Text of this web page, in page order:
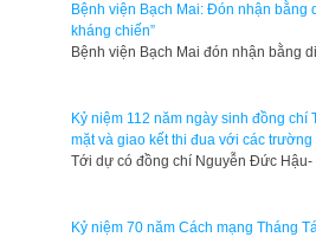
Bệnh viện Bạch Mai: Đón nhận
kháng chiến”
Bệnh viện Bạch Mai đón nhận bằng
Kỷ niệm 112 năm ngày sinh đồng
mặt và giao kết thi đua với các
Tới dự có đồng chí Nguyễn Đức
Kỷ niệm 70 năm Cách mạng Tháng